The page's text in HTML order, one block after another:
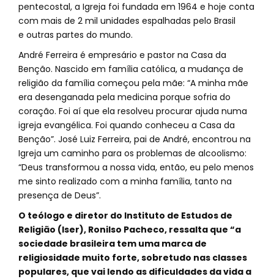
pentecostal, a Igreja foi fundada em 1964 e hoje conta
com mais de 2 mil unidades espalhadas pelo Brasil
e outras partes do mundo.
André Ferreira é empresário e pastor na Casa da
Benção. Nascido em família católica, a mudança de
religião da família começou pela mãe: “A minha mãe
era desenganada pela medicina porque sofria do
coração. Foi aí que ela resolveu procurar ajuda numa
igreja evangélica. Foi quando conheceu a Casa da
Benção”. José Luiz Ferreira, pai de André, encontrou na
Igreja um caminho para os problemas de alcoolismo:
“Deus transformou a nossa vida, então, eu pelo menos
me sinto realizado com a minha família, tanto na
presença de Deus”.
O teólogo e diretor do Instituto de Estudos de
Religião (Iser), Ronilso Pacheco, ressalta que “a
sociedade brasileira tem uma marca de
religiosidade muito forte, sobretudo nas classes
populares, que vai lendo as dificuldades da vida a